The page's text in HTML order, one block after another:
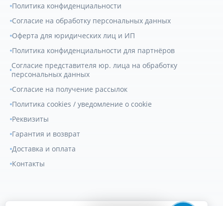
Политика конфиденциальности
Согласие на обработку персональных данных
Оферта для юридических лиц и ИП
Политика конфиденциальности для партнёров
Согласие представителя юр. лица на обработку
персональных данных
Согласие на получение рассылок
Политика cookies / уведомление о cookie
Реквизиты
Гарантия и возврат
Доставка и оплата
Контакты